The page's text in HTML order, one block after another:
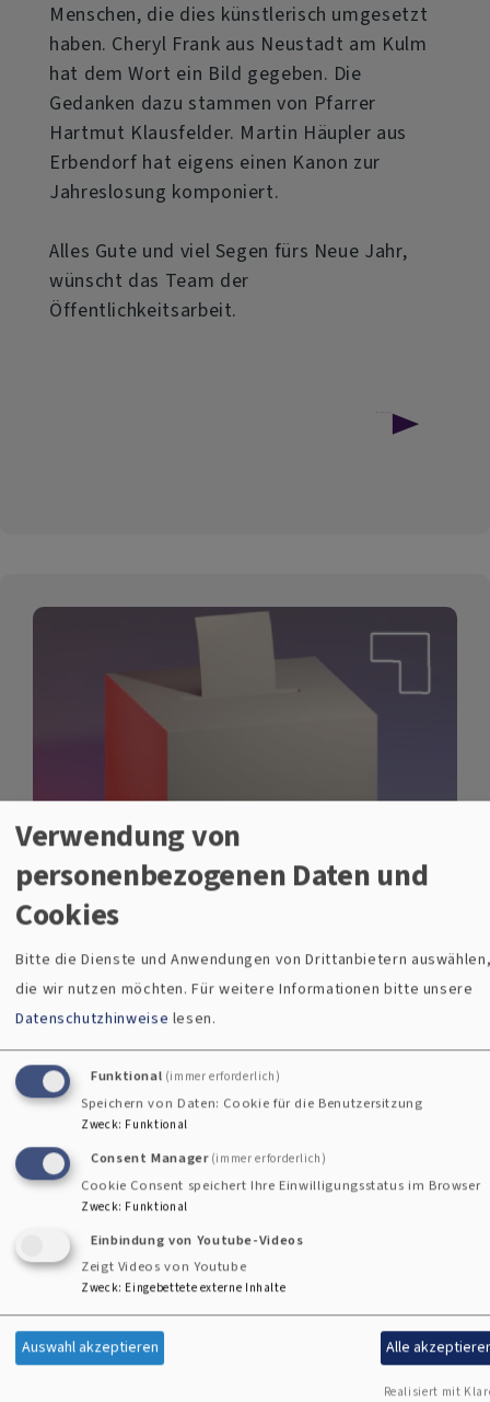
Menschen, die dies künstlerisch umgesetzt
haben. Cheryl Frank aus Neustadt am Kulm
hat dem Wort ein Bild gegeben. Die
Gedanken dazu stammen von Pfarrer
Hartmut Klausfelder. Martin Häupler aus
Erbendorf hat eigens einen Kanon zur
Jahreslosung komponiert.
Alles Gute und viel Segen fürs Neue Jahr,
wünscht das Team der
Öffentlichkeitsarbeit.
Wahlergebnis Landessynode
Die Landessynode ist gewählt. Per
Briefwahl haben die Stimmberechtigten ihre
Stimmen bis zum 7. Dezember abgegeben
und Vertretende aus unserem Dekanat
bestimmt. Die Wahlkreise und
Teilwahlkreise dazu umfassen größere
Verwendung von
personenbezogenen Daten und
Cookies
Bitte die Dienste und Anwendungen von Drittanbietern
die wir nutzen möchten.Für weitere Informationen bitte unsere
Datenschutzhinweise lesen.
Funktional (immer erforderlich)
Speichern von Daten: Cookie für die Benutzersitzung
Zweck: Funktional
Consent Manager (immer erforderlich)
Cookie Consent speichert Ihre Einwilligungsstatus im Browser
Zweck: Funktional
Einbindung von Youtube-Videos
Zeigt Videos von Youtube
Zweck: Eingebettete externe Inhalte
Auswahl akzeptieren Alle
Realisiert mit